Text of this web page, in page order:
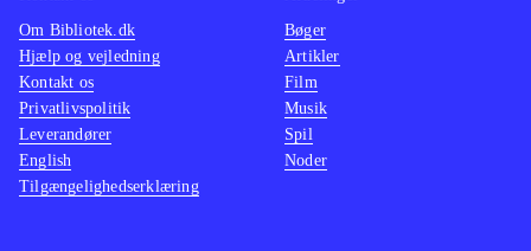
Portal 1+2 bygger på det enormt
populære "Half life 2", der dog er et
actionbrag i forhold til
Portal 2 er, helt objektivt, noget af
det ypperste hovedbrud man kan
finde sig. Sandsynligheden for rigtig
Om Bibliotek.dk
Hjælp og vejledning
Kontakt os
Privatlivspolitik
Leverandører
English
Tilgængelighedserklæring
Bøger
Artikler
Film
Musik
Spil
Noder